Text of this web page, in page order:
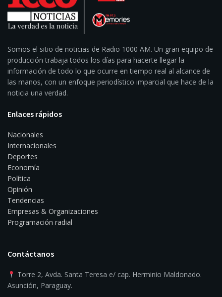
Somos el sitio de noticias de Radio 1000 AM. Un gran equipo de
producción trabaja todos los días para hacerte llegar la
información de todo lo que ocurre en tiempo real al alcance de
las manos, con un enfoque periodístico imparcial que hace de la
noticia una verdad.
Enlaces rápidos
Nacionales
Internacionales
Deportes
Economía
Política
Opinión
Tendencias
Empresas & Organizaciones
Programación radial
Contáctanos
Torre 2, Avda. Santa Teresa e/ cap. Herminio Maldonado.
Asunción, Paraguay.